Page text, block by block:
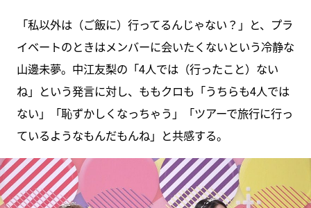
「私以外は（ご飯に）行ってるんじゃない？」と、プラ
イベートのときはメンバーに会いたくないという冷静な
山邊未夢。中江友梨の「4人では（行ったこと）ない
ね」という発言に対し、ももクロも「うちらも4人では
ない」「恥ずかしくなっちゃう」「ツアーで旅行に行っ
ているようなもんだもんね」と共感する。